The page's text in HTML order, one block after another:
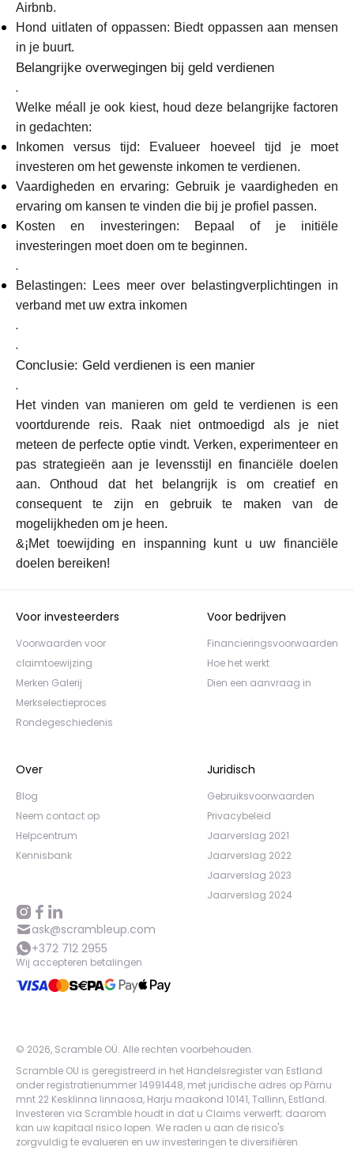
Airbnb.
Hond uitlaten of oppassen: Biedt oppassen aan mensen
in je buurt.
Belangrijke overwegingen bij geld verdienen
.
Welke méall je ook kiest, houd deze belangrijke factoren
in gedachten:
Inkomen versus tijd: Evalueer hoeveel tijd je moet
investeren om het gewenste inkomen te verdienen.
Vaardigheden en ervaring: Gebruik je vaardigheden en
ervaring om kansen te vinden die bij je profiel passen.
Kosten en investeringen: Bepaal of je initiële
investeringen moet doen om te beginnen.
.
Belastingen: Lees meer over belastingverplichtingen in
verband met uw extra inkomen
.
.
Conclusie: Geld verdienen is een manier
.
Het vinden van manieren om geld te verdienen is een
voortdurende reis. Raak niet ontmoedigd als je niet
meteen de perfecte optie vindt. Verken, experimenteer en
pas strategieën aan je levensstijl en financiële doelen
aan. Onthoud dat het belangrijk is om creatief en
consequent te zijn en gebruik te maken van de
mogelijkheden om je heen.
&¡Met toewijding en inspanning kunt u uw financiële
doelen bereiken!
Voor investeerders
Voorwaarden voor
claimtoewijzing
Merken Galerij
Merkselectieproces
Rondegeschiedenis
Voor bedrijven
Financieringsvoorwaarden
Hoe het werkt
Dien een aanvraag in
Over
Blog
Neem contact op
Helpcentrum
Kennisbank
Juridisch
Gebruiksvoorwaarden
Privacybeleid
Jaarverslag 2021
Jaarverslag 2022
Jaarverslag 2023
Jaarverslag 2024
ask@scrambleup.com
+372 712 2955
Wij accepteren betalingen
© 2026, Scramble OÜ. Alle rechten voorbehouden.
Scramble OU is geregistreerd in het Handelsregister van Estland
onder registratienummer 14991448, met juridische adres op Pärnu
mnt 22 Kesklinna linnaosa, Harju maakond 10141, Tallinn, Estland.
Investeren via Scramble houdt in dat u Claims verwerft; daarom
kan uw kapitaal risico lopen. We raden u aan de risico's
zorgvuldig te evalueren en uw investeringen te diversifiëren.